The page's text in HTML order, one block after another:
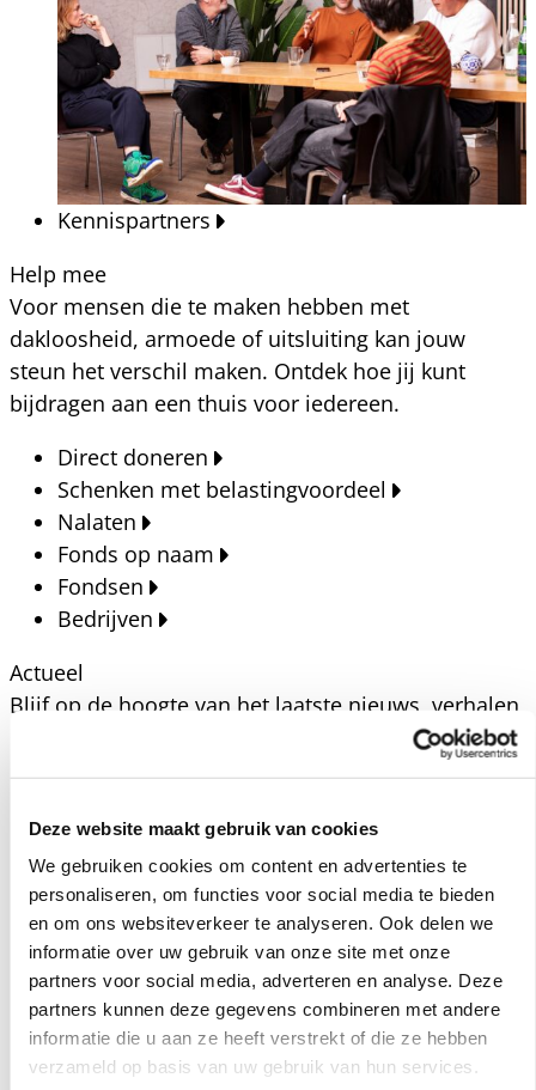
Deze website maakt gebruik van cookies
We gebruiken cookies om content en advertenties te
personaliseren, om functies voor social media te bieden
en om ons websiteverkeer te analyseren. Ook delen we
informatie over uw gebruik van onze site met onze
partners voor social media, adverteren en analyse. Deze
partners kunnen deze gegevens combineren met andere
informatie die u aan ze heeft verstrekt of die ze hebben
verzameld op basis van uw gebruik van hun services.
Kennispartners
Help mee
Voor mensen die te maken hebben met
dakloosheid, armoede of uitsluiting kan jouw
steun het verschil maken. Ontdek hoe jij kunt
bijdragen aan een thuis voor iedereen.
Direct doneren
Schenken met belastingvoordeel
Nalaten
Fonds op naam
Fondsen
Bedrijven
Actueel
Blijf op de hoogte van het laatste nieuws, verhalen,
publicaties en ontwikkelingen rondom Kansfonds
Nieuwsberichten
Nieuws
Verhalen
Beeldbanken
Foto's bestaanszekerheid
Foto's dak- en thuisloosheid
Agenda
Agenda